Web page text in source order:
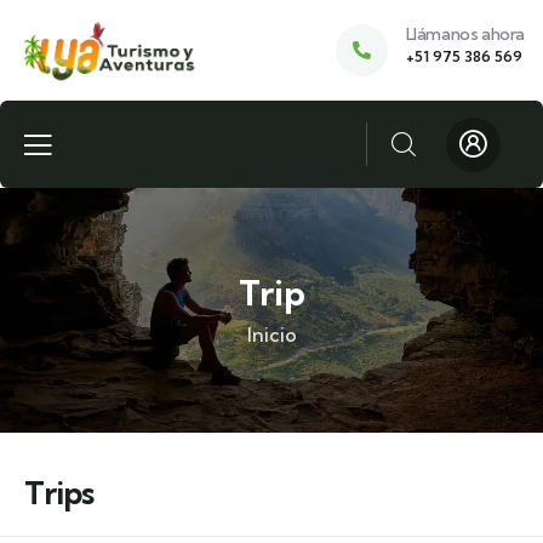
Llámanos ahora
+51 975 386 569
Trip
Inicio
Trips